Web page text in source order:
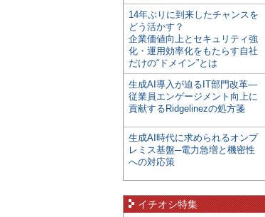
14年ぶりに到来したチャンスを
どう活かす？
企業価値向上とセキュリティ強
化・運用効率化をもたらす自社
だけの“ドメイン”とは
生成AI導入が迫るIT部門改革―
従業員エンゲージメント向上に
貢献するRidgelinezの処方箋
生成AI時代に求められるオンプ
レミス基盤─電力急増と機密性
への対応策
イチオシ特集